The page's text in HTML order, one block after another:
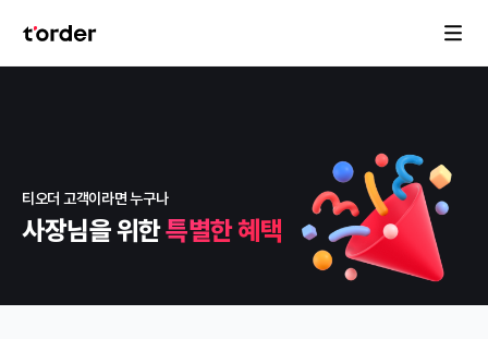
티오더 고객이라면 누구나
사장님을 위한특별한 혜택